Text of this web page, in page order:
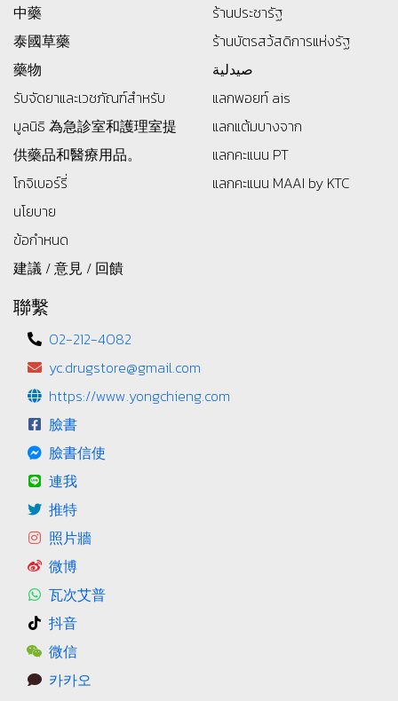
中藥
泰國草藥
藥物
รับจัดยาและเวชภัณฑ์สำหรับ
มูลนิธิ 為急診室和護理室提
供藥品和醫療用品。
โกจิเบอร์รี่
นโยบาย
ข้อกำหนด
建議 / 意見 / 回饋
ร้านประชารัฐ
ร้านบัตรสว้สดิการแห่งรัฐ
صيدلية
แลกพอยท์ ais
แลกแต้มบางจาก
แลกคะแนน PT
แลกคะแนน MAAI by KTC
聯繫
02-212-4082
yc.drugstore@gmail.com
https://www.yongchieng.com
臉書
臉書信使
連我
推特
照片牆
微博
瓦次艾普
抖音
微信
카카오